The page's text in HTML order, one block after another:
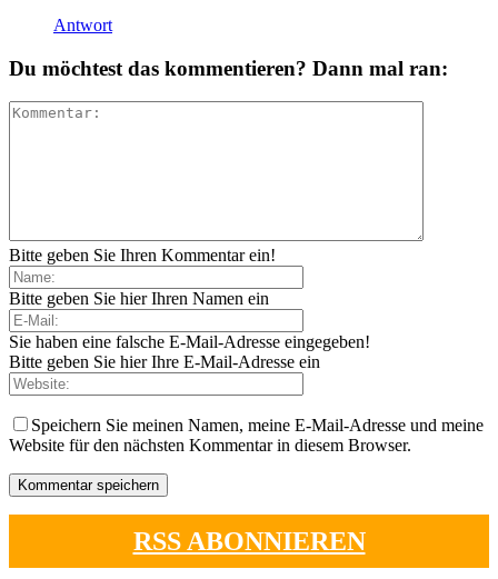
Antwort
Du möchtest das kommentieren? Dann mal ran:
Bitte geben Sie Ihren Kommentar ein!
Bitte geben Sie hier Ihren Namen ein
Sie haben eine falsche E-Mail-Adresse eingegeben!
Bitte geben Sie hier Ihre E-Mail-Adresse ein
Speichern Sie meinen Namen, meine E-Mail-Adresse und meine
Website für den nächsten Kommentar in diesem Browser.
RSS ABONNIEREN